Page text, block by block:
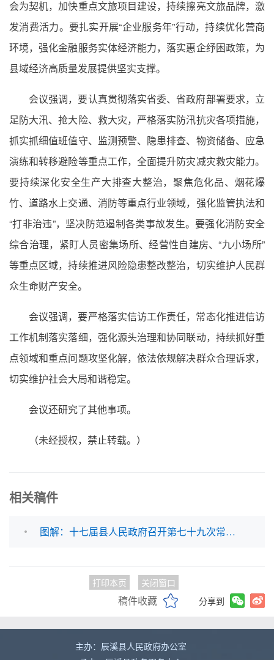
会为契机，加快重点文旅项目建设，持续擦亮文旅品牌，激
发消费活力。要扎实开展“企业服务年”行动，持续优化营商
环境，强化金融服务实体经济能力，落实惠企纾困政策，为
县域经济高质量发展提供坚实支撑。
会议强调，要认真贯彻落实省委、省政府部署要求，立
足防大汛、抢大险、救大灾，严格落实防汛抗灾各项措施，
抓实抓细值班值守、监测预警、隐患排查、物资储备、应急
演练和转移避险等重点工作，全面提升防灾减灾救灾能力。
要持续深化安全生产大排查大整治，聚焦危化品、烟花爆
竹、道路水上交通、消防等重点行业领域，强化监管执法和
“打非治违”，坚决防范遏制各类事故发生。要强化消防安全
综合治理，紧盯人员密集场所、经营性自建房、“九小场所”
等重点区域，持续推进风险隐患整改整治，切实维护人民群
众生命财产安全。
会议强调，要严格落实信访工作责任，常态化推进信访
工作机制落实落细，强化源头治理和协同联动，持续抓好重
点领域和重点问题攻坚化解，依法依规解决群众合理诉求，
切实维护社会大局和谐稳定。
会议还研究了其他事项。
（未经授权，禁止转载。）
相关稿件
图解：十七届县人民政府召开第七十九次常务会议
打印本页 关闭窗口
稿件收藏 分享到
主办：辰溪县人民政府办公室